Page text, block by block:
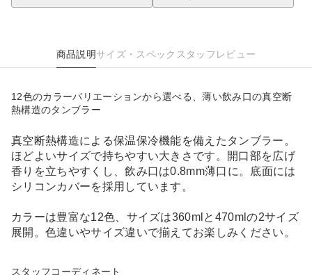
商品説明サイズ・スペック スタッフレビュー
12色のカラーバリエーションから選べる、薄い飲み口の真空断
熱構造のタンブラー
真空断熱構造による保温保冷機能を備えたタンブラー。
ほどよいサイズで持ちやすい大きさです。開口部を広げ
香りを立ちやすくし、飲み口は0.8mm薄口に。底面には
シリコンカバーを採用しています。
カラーは豊富な12色、サイズは360mlと470mlの2サイズ
展開。色違いやサイズ違いで揃えてお楽しみください。
スタッフコーディネート